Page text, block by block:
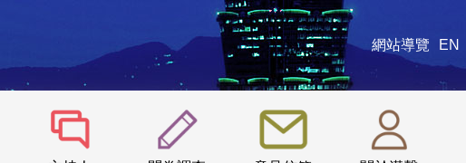
網站導覽 EN
:::